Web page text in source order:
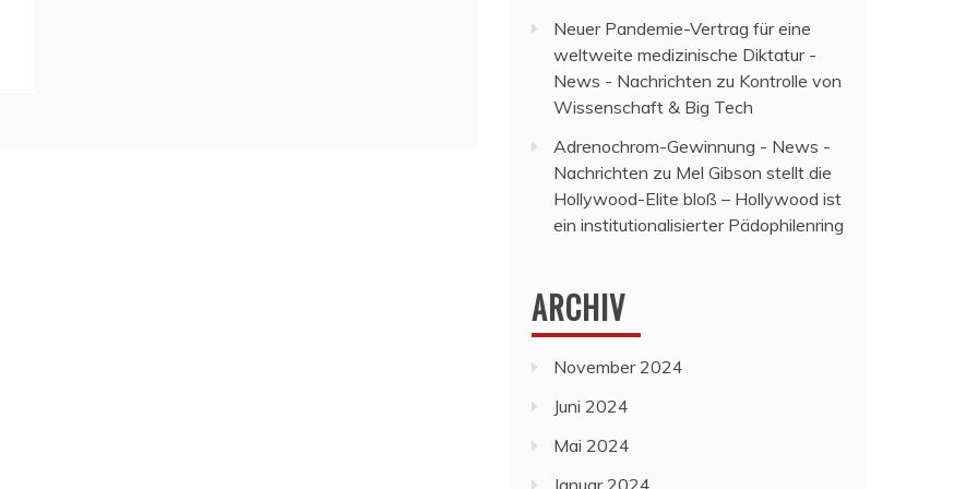
Neuer Pandemie-Vertrag für eine
weltweite medizinische Diktatur -
News - Nachrichten zu Kontrolle von
Wissenschaft & Big Tech
Adrenochrom-Gewinnung - News -
Nachrichten zu Mel Gibson stellt die
Hollywood-Elite bloß – Hollywood ist
ein institutionalisierter Pädophilenring
ARCHIV
November 2024
Juni 2024
Mai 2024
Januar 2024